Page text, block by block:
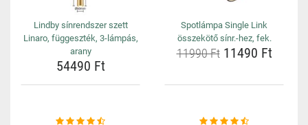
Lindby sínrendszer szett
Linaro, függeszték, 3-lámpás,
arany
54490 Ft
Spotlámpa Single Link
összekötő sínr.-hez, fek.
11990 Ft11490 Ft